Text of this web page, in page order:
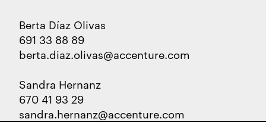
Berta Díaz Olivas
691 33 88 89
berta.diaz.olivas@accenture.com
Sandra Hernanz
670 41 93 29
sandra.hernanz@accenture.com